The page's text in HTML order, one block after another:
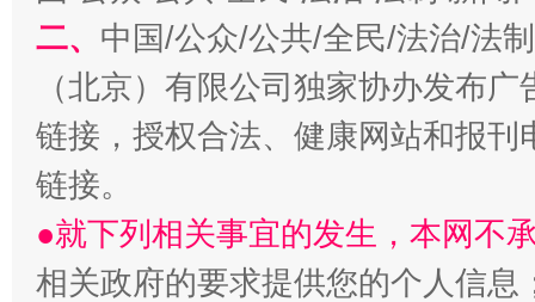
魏明亮
二、 中国/公众/公共/全民/法治/法
（北京）有限公司独家协办发布
链接，授权合法、健康网站和报
链接。
●就下列相关事宜的发生，本网不
相关政府的要求提供您的个人信息